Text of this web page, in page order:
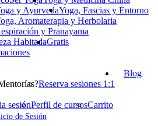
y AyurvedaYoga, Fascias y Entorno
Aromaterapia y Herbolaria
y Pranayama
HabitadaGratis
Reserva sesiones 1:1
Blog
sesiónPerfil de cursosCarrito
de Sesión